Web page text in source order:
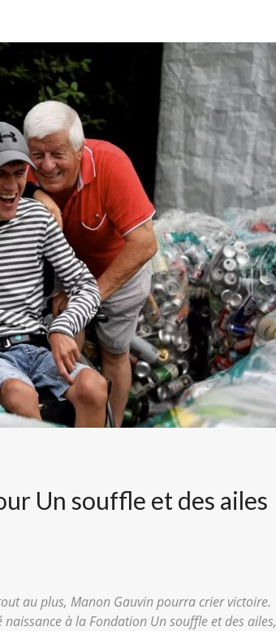
Un souffle et des ailes
au plus, Manon Gauvin pourra crier victoire.
à la Fondation Un souffle et des ailes,